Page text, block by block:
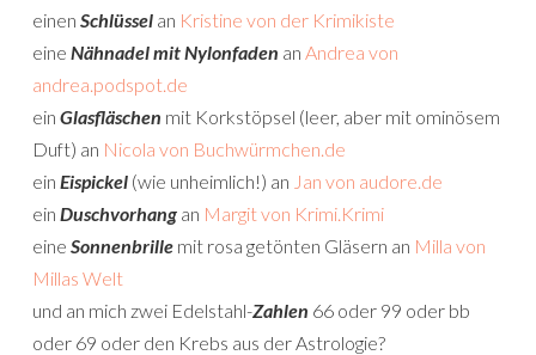
einen Schlüssel an Kristine von der Krimikiste
eine Nähnadel mit Nylonfaden an Andrea von
andrea.podspot.de
ein Glasfläschen mit Korkstöpsel (leer, aber mit ominösem
Duft) an Nicola von Buchwürmchen.de
ein Eispickel (wie unheimlich!) an Jan von audore.de
ein Duschvorhang an Margit von Krimi.Krimi
eine Sonnenbrille mit rosa getönten Gläsern an Milla von
Millas Welt
und an mich zwei Edelstahl-Zahlen 66 oder 99 oder bb
oder 69 oder den Krebs aus der Astrologie?